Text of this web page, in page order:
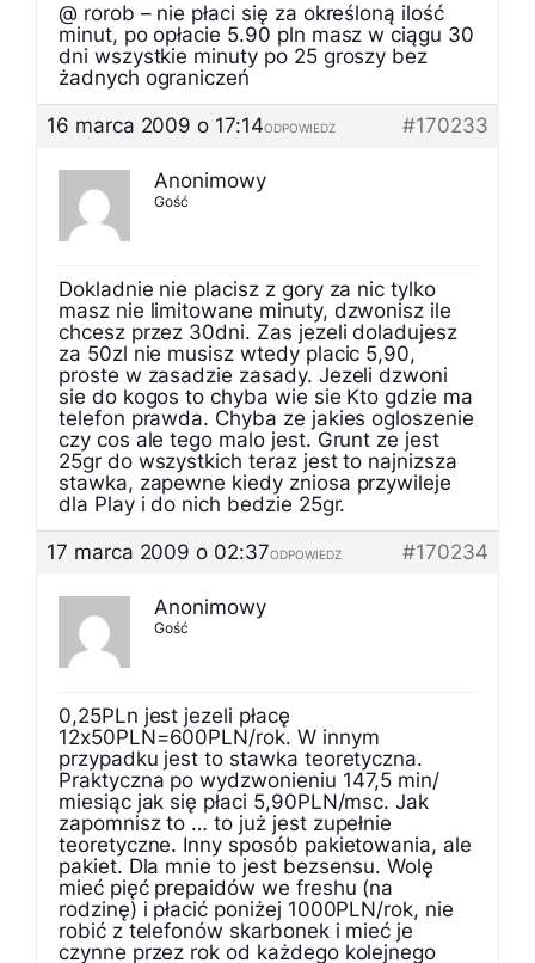
@ rorob – nie płaci się za określoną ilość
minut, po opłacie 5.90 pln masz w ciągu 30
dni wszystkie minuty po 25 groszy bez
żadnych ograniczeń
16 marca 2009 o 17:14
#170233
ODPOWIEDZ
Anonimowy
Gość
Dokladnie nie placisz z gory za nic tylko
masz nie limitowane minuty, dzwonisz ile
chcesz przez 30dni. Zas jezeli doladujesz
za 50zl nie musisz wtedy placic 5,90,
proste w zasadzie zasady. Jezeli dzwoni
sie do kogos to chyba wie sie Kto gdzie ma
telefon prawda. Chyba ze jakies ogloszenie
czy cos ale tego malo jest. Grunt ze jest
25gr do wszystkich teraz jest to najnizsza
stawka, zapewne kiedy zniosa przywileje
dla Play i do nich bedzie 25gr.
17 marca 2009 o 02:37
#170234
ODPOWIEDZ
Anonimowy
Gość
0,25PLn jest jezeli płacę
12x50PLN=600PLN/rok. W innym
przypadku jest to stawka teoretyczna.
Praktyczna po wydzwonieniu 147,5 min/
miesiąc jak się płaci 5,90PLN/msc. Jak
zapomnisz to … to już jest zupełnie
teoretyczne. Inny sposób pakietowania, ale
pakiet. Dla mnie to jest bezsensu. Wolę
mieć pięć prepaidów we freshu (na
rodzinę) i płacić poniżej 1000PLN/rok, nie
robić z telefonów skarbonek i mieć je
czynne przez rok od każdego kolejnego